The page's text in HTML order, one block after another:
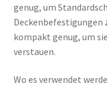
genug, um
Deckenbefestigungen
kompakt genug, um
verstauen.
Wo es verwendet